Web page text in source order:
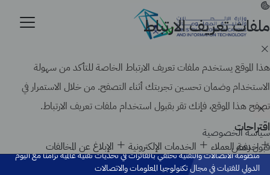
موقع حكومي رسمي تابع لحكومة المملكة العربية السعودية
كيف تتحقق
تجاوز
إلى
المحتوى
الرئيسي
اقتراحات
خدمة العملاء الخدمات الإلكترونية الإبلاغ عن المخالفات الرئيسية
Node
منظومة الاتصالات والتقنية تحتفي بالفائزات في تحديات تقنية عالمية تزامنًا مع اليوم
الدولي للفتيات في مجال تكنولوجيا المعلومات والاتصالات
ملفات تعريف الارتباط
هذا الموقع يستخدم ملفات تعريف الارتباط الخاصة للتأكد من سهولة
الاستخدام وضمان تحسين تجربتك أثناء التصفح. من خلال الاستمرار في
تصفح هذا الموقع، فإنك تقر بقبول استخدام ملفات تعريف الارتباط.
سياسة الخصوصية
قبولرفض